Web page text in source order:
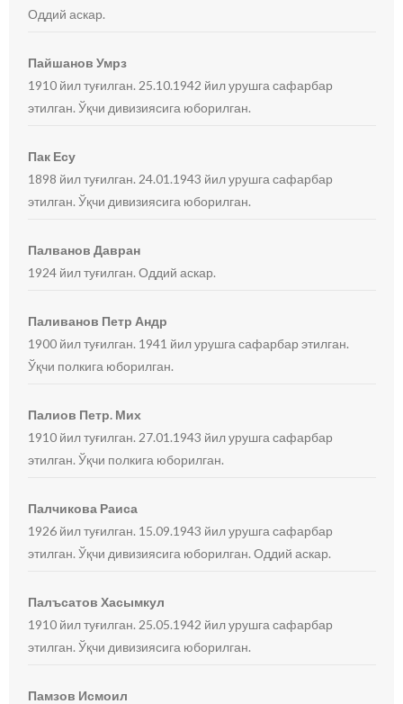
Оддий аскар.
Пайшанов Умрз
1910 йил туғилган. 25.10.1942 йил урушга сафарбар
этилган. Ўқчи дивизиясига юборилган.
Пак Есу
1898 йил туғилган. 24.01.1943 йил урушга сафарбар
этилган. Ўқчи дивизиясига юборилган.
Палванов Давран
1924 йил туғилган. Оддий аскар.
Паливанов Петр Андр
1900 йил туғилган. 1941 йил урушга сафарбар этилган.
Ўқчи полкига юборилган.
Палиов Петр. Мих
1910 йил туғилган. 27.01.1943 йил урушга сафарбар
этилган. Ўқчи полкига юборилган.
Палчикова Раиса
1926 йил туғилган. 15.09.1943 йил урушга сафарбар
этилган. Ўқчи дивизиясига юборилган. Оддий аскар.
Палъсатов Хасымкул
1910 йил туғилган. 25.05.1942 йил урушга сафарбар
этилган. Ўқчи дивизиясига юборилган.
Памзов Исмоил